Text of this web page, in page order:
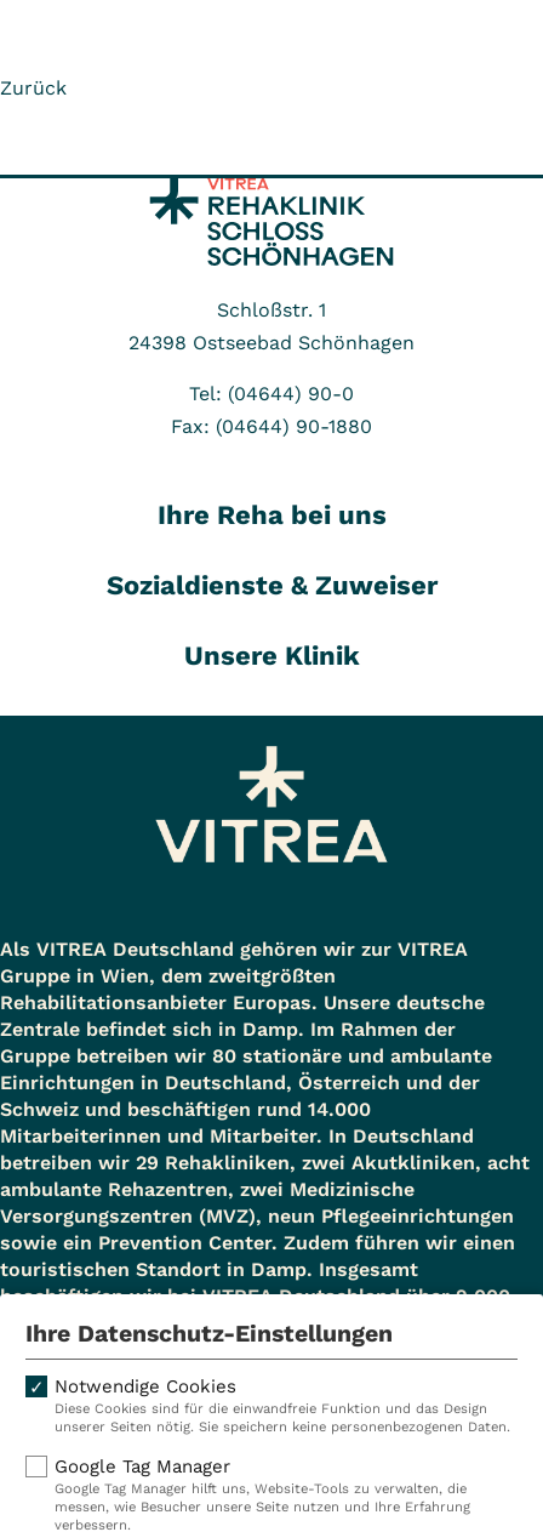
Zurück
Schloßstr. 1
24398 Ostseebad Schönhagen
Tel: (04644) 90-0
Fax: (04644) 90-1880
Ihre Reha bei uns
Sozialdienste & Zuweiser
Unsere Klinik
Als VITREA Deutschland gehören wir zur VITREA
Gruppe in Wien, dem zweitgrößten
Rehabilitationsanbieter Europas. Unsere deutsche
Zentrale befindet sich in Damp. Im Rahmen der
Gruppe betreiben wir 80 stationäre und ambulante
Einrichtungen in Deutschland, Österreich und der
Schweiz und beschäftigen rund 14.000
Mitarbeiterinnen und Mitarbeiter. In Deutschland
betreiben wir 29 Rehakliniken, zwei Akutkliniken, acht
ambulante Rehazentren, zwei Medizinische
Versorgungszentren (MVZ), neun Pflegeeinrichtungen
sowie ein Prevention Center. Zudem führen wir einen
touristischen Standort in Damp. Insgesamt
beschäftigen wir bei VITREA Deutschland über 9.000
Mitarbeiterinnen und Mitarbeiter.
Kliniken
Ambulant
Reha
Prävention
Karriere
Ihre Datenschutz-Einstellungen
Notwendige Cookies
Diese Cookies sind für die einwandfreie Funktion und das Design
unserer Seiten nötig. Sie speichern keine personenbezogenen Daten.
Google Tag Manager
Google Tag Manager hilft uns, Website-Tools zu verwalten, die
messen, wie Besucher unsere Seite nutzen und Ihre Erfahrung
verbessern.